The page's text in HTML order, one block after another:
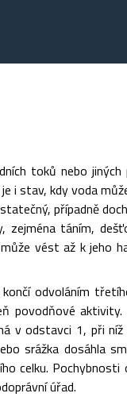
toků nebo
i stav, kdy voda
případně
táním,
vést až k jeho
odvoláním
povodňové
v odstavci 1, při níž
srážka dosáhla
celku.
úřad.